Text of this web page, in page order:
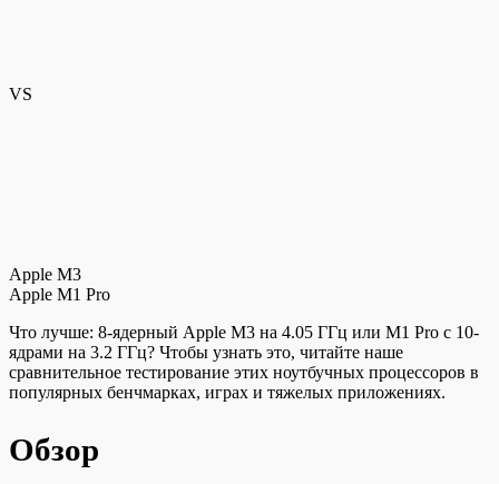
VS
Apple M3
Apple M1 Pro
Что лучше: 8-ядерный Apple M3 на 4.05 ГГц или M1 Pro с 10-
ядрами на 3.2 ГГц? Чтобы узнать это, читайте наше
сравнительное тестирование этих ноутбучных процессоров в
популярных бенчмарках, играх и тяжелых приложениях.
Обзор